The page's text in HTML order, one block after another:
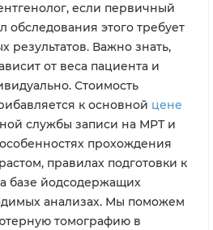
если первичный
обследования этого требует
результатов. Важно знать,
от веса пациента и
Стоимость
к основной цене
службы записи на МРТ и
прохождения
правилах подготовки к
базе йодсодержащих
анализах. Мы поможем
томографию в